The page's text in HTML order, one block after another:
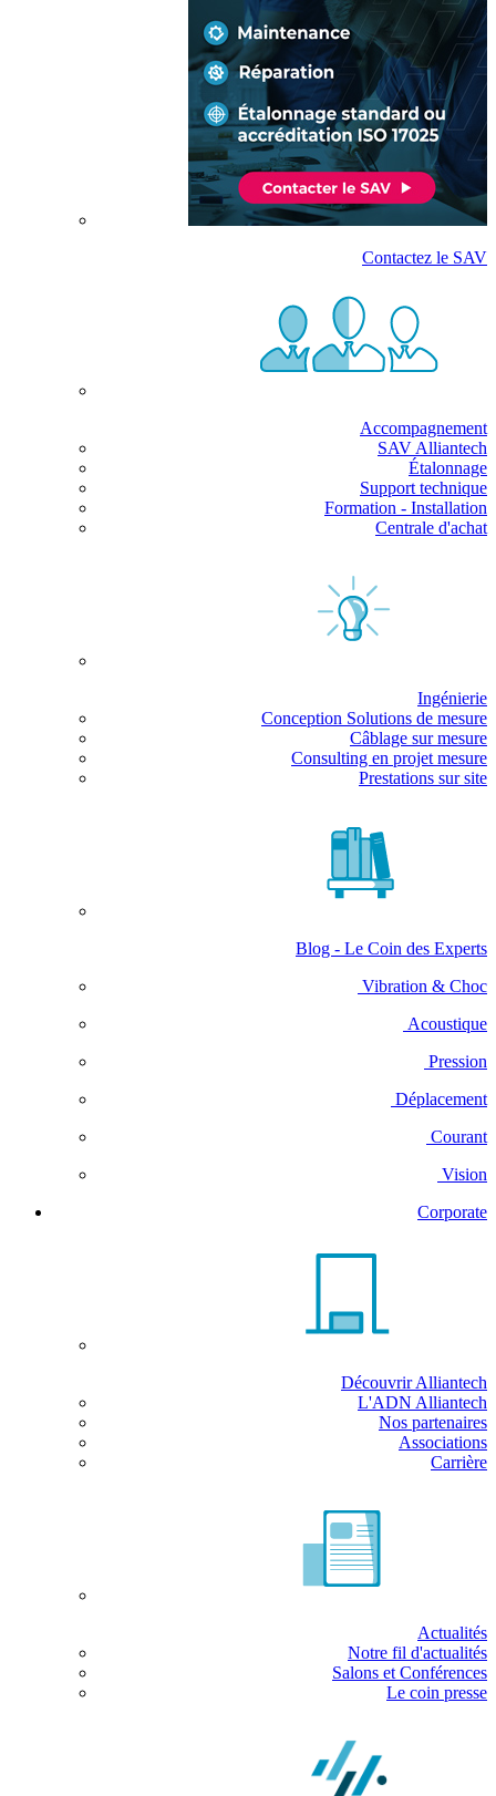
Contactez le SAV
Accompagnement
SAV Alliantech
Étalonnage
Support technique
Formation - Installation
Centrale d'achat
Ingénierie
Conception Solutions de mesure
Câblage sur mesure
Consulting en projet mesure
Prestations sur site
Blog - Le Coin des Experts
Vibration & Choc
Acoustique
Pression
Déplacement
Courant
Vision
Corporate
Découvrir Alliantech
L'ADN Alliantech
Nos partenaires
Associations
Carrière
Actualités
Notre fil d'actualités
Salons et Conférences
Le coin presse